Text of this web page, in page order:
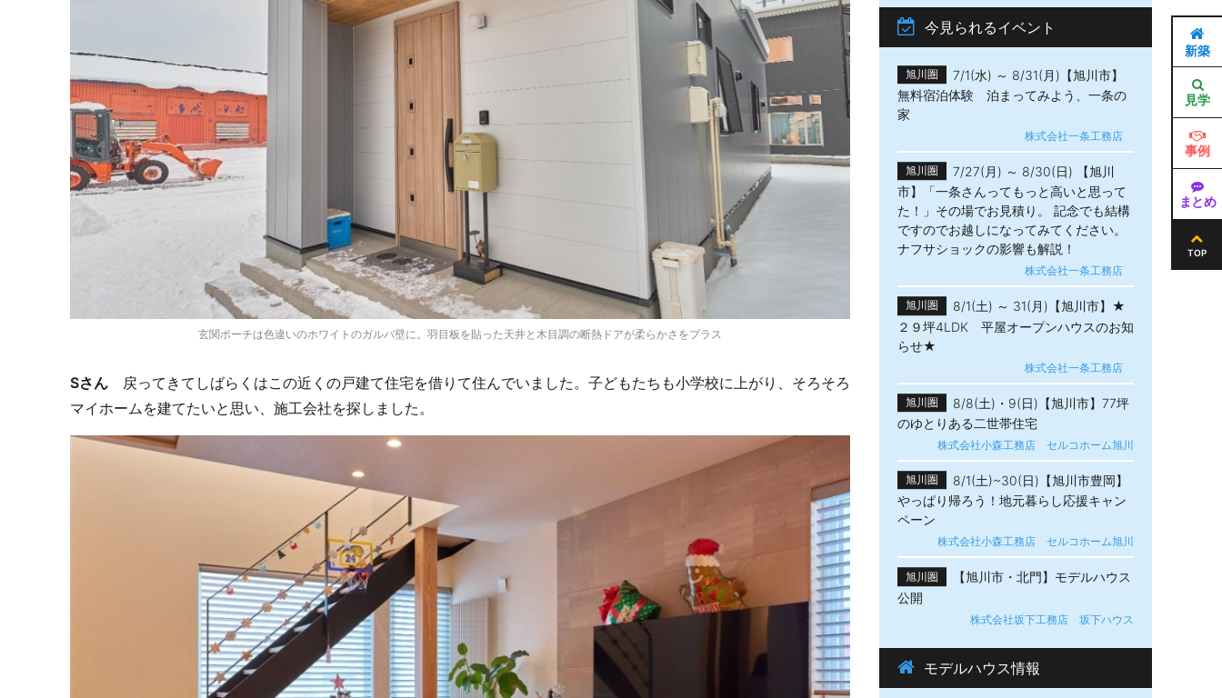
玄関ポーチは色違いのホワイトのガルバ壁に。羽目板を貼った天井と木目調の断熱ドアが柔らかさをプラス
Sさん 戻ってきてしばらくはこの近くの戸建て住宅を借りて住んでいました。子どもたちも小学校に上がり、そろそろ
マイホームを建てたいと思い、施工会社を探しました。
今見られるイベント
旭川圏
7/1(水) ～ 8/31(月)【旭川市】
無料宿泊体験 泊まってみよう、一条の
家
株式会社一条工務店
旭川圏
7/27(月) ～ 8/30(日) 【旭川
市】「一条さんってもっと高いと思って
た！」その場でお見積り。 記念でも結構
ですのでお越しになってみてください。
ナフサショックの影響も解説！
株式会社一条工務店
旭川圏
8/1(土) ～ 31(月)【旭川市】★
２９坪4LDK 平屋オープンハウスのお知
らせ★
株式会社一条工務店
旭川圏
8/8(土)・9(日)【旭川市】77坪
のゆとりある二世帯住宅
株式会社小森工務店 セルコホーム旭川
旭川圏
8/1(土)~30(日)【旭川市豊岡】
やっぱり帰ろう！地元暮らし応援キャン
ペーン
株式会社小森工務店 セルコホーム旭川
旭川圏
【旭川市・北門】モデルハウス
公開
株式会社坂下工務店 坂下ハウス
モデルハウス情報
新築
見学
事例
まとめ
TOP